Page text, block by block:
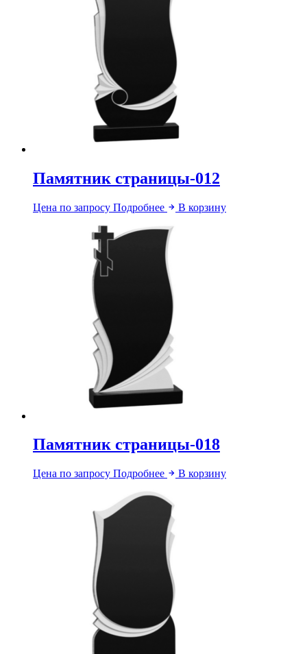
Памятник страницы-012
Цена по запросу Подробнее В корзину
Памятник страницы-018
Цена по запросу Подробнее В корзину